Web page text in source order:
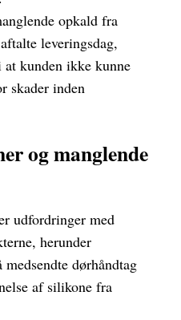
opkald fra
leveringsdag,
kunden ikke kunne
skader inden
og manglende
udfordringer med
herunder
dørhåndtag
af silikone fra